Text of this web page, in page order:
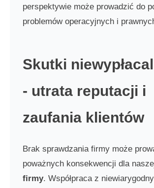
perspektywie może prowadzić do
problemów operacyjnych i
Skutki
- utrata reputacji i
zaufania klientów
Brak sprawdzania firmy może
poważnych konsekwencji dla
firmy. Współpraca z